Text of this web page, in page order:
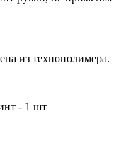
из технополимера.
- 1 шт